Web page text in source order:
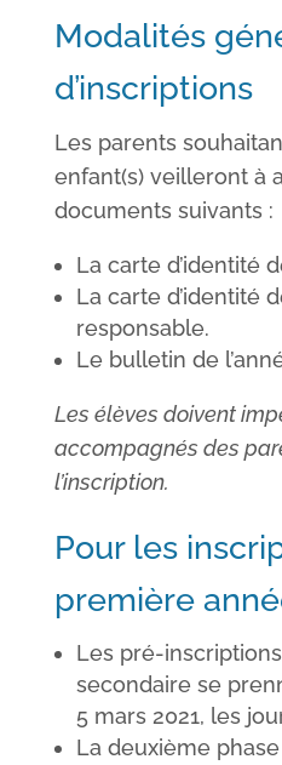
Modalités
d’inscriptions
Les parents
enfant(s) veilleront à
documents suivants :
La carte d’identité
La carte d’identité
responsable.
Le bulletin de
Les élèves doivent
accompagnés des
l’inscription.
Pour les
première
Les pré-
secondaire se
5 mars 2021, les
La deuxième